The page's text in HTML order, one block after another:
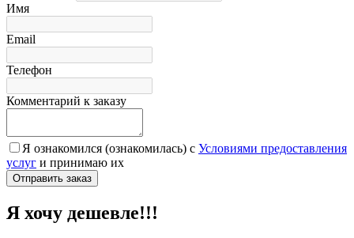
Имя
Email
Телефон
Комментарий к заказу
Я ознакомился (ознакомилась) с Условиями предоставления
услуг и принимаю их
Я хочу дешевле!!!